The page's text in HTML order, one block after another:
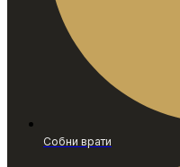
Собни врати